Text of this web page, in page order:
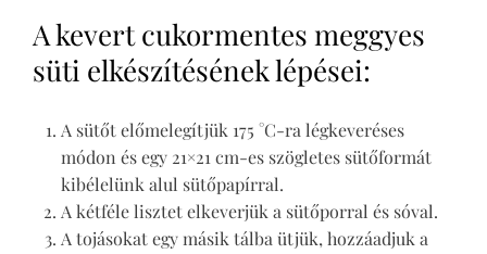
A kevert cukormentes meggyes
süti elkészítésének lépései:
A sütőt előmelegítjük 175 °C-ra légkeveréses
módon és egy 21×21 cm-es szögletes sütőformát
kibélelünk alul sütőpapírral.
A kétféle lisztet elkeverjük a sütőporral és sóval.
A tojásokat egy másik tálba ütjük, hozzáadjuk a